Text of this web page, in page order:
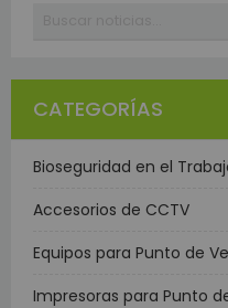
CATEGORÍAS
Bioseguridad en el
Accesorios de CCTV
Equipos para Punto de
Impresoras para Punto